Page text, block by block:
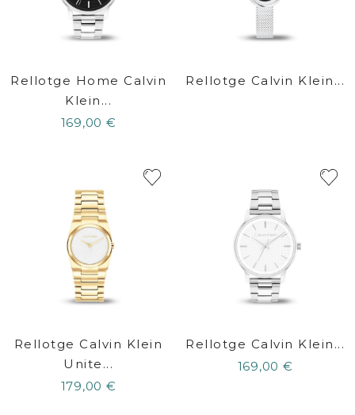
Rellotge Home Calvin
Klein...
169,00 €
Rellotge Calvin Klein...
Rellotge Calvin Klein
Unite...
179,00 €
Rellotge Calvin Klein...
169,00 €